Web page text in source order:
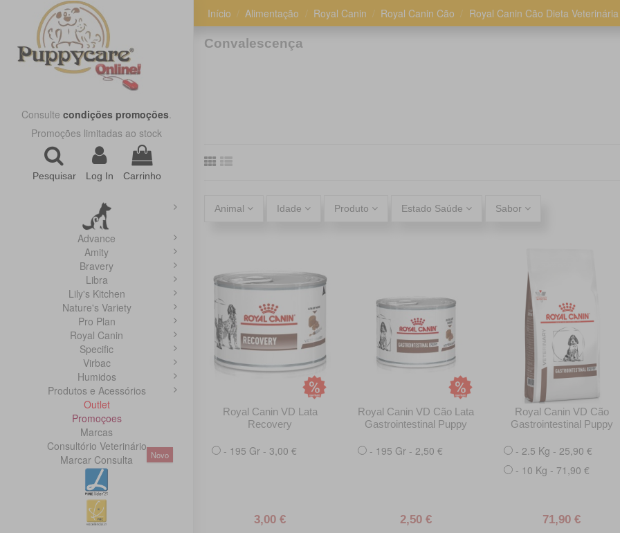
Consulte condições promoções.
Promoções limitadas ao stock
Pesquisar Log In Carrinho
Advance
Amity
Bravery
Libra
Lily's Kitchen
Nature's Variety
Pro Plan
Royal Canin
Specific
Virbac
Humidos
Produtos e Acessórios
Outlet
Promoçoes
Marcas
Consultório Veterinário
Marcar Consulta
Novo
Início Alimentação Royal Canin Royal Canin Cão Royal Canin Cão Dieta Veterinária
Convalescença
Animal Idade Produto Estado Saúde Sabor
Royal Canin VD Lata
Recovery
- 195 Gr - 3,00 €
3,00 €
Royal Canin VD Cão Lata
Gastrointestinal Puppy
- 195 Gr - 2,50 €
2,50 €
Royal Canin VD Cão
Gastrointestinal Puppy
- 2.5 Kg - 25,90 €
- 10 Kg - 71,90 €
71,90 €